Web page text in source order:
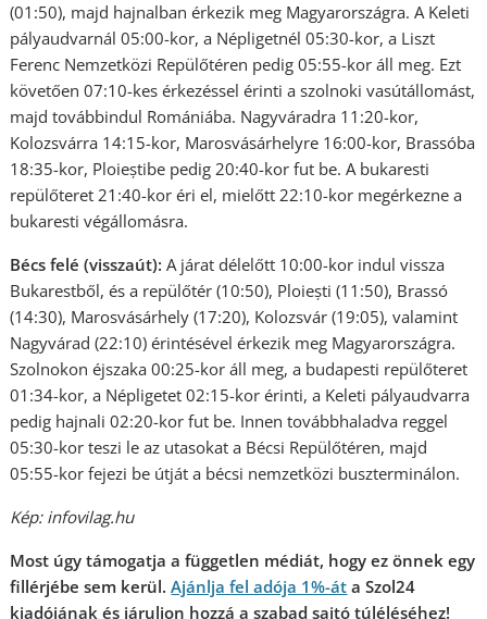
(01:50), majd hajnalban érkezik meg Magyarországra. A Keleti
pályaudvarnál 05:00-kor, a Népligetnél 05:30-kor, a Liszt
Ferenc Nemzetközi Repülőtéren pedig 05:55-kor áll meg. Ezt
követően 07:10-kes érkezéssel érinti a szolnoki vasútállomást,
majd továbbindul Romániába. Nagyváradra 11:20-kor,
Kolozsvárra 14:15-kor, Marosvásárhelyre 16:00-kor, Brassóba
18:35-kor, Ploieștibe pedig 20:40-kor fut be. A bukaresti
repülőteret 21:40-kor éri el, mielőtt 22:10-kor megérkezne a
bukaresti végállomásra.
Bécs felé (visszaút): A járat délelőtt 10:00-kor indul vissza
Bukarestből, és a repülőtér (10:50), Ploiești (11:50), Brassó
(14:30), Marosvásárhely (17:20), Kolozsvár (19:05), valamint
Nagyvárad (22:10) érintésével érkezik meg Magyarországra.
Szolnokon éjszaka 00:25-kor áll meg, a budapesti repülőteret
01:34-kor, a Népligetet 02:15-kor érinti, a Keleti pályaudvarra
pedig hajnali 02:20-kor fut be. Innen továbbhaladva reggel
05:30-kor teszi le az utasokat a Bécsi Repülőtéren, majd
05:55-kor fejezi be útját a bécsi nemzetközi buszterminálon.
Kép: infovilag.hu
Most úgy támogatja a független médiát, hogy ez önnek egy
fillérjébe sem kerül.Ajánlja fel adója 1%-át a Szol24
kiadójának és járuljon hozzá a szabad sajtó túléléséhez!